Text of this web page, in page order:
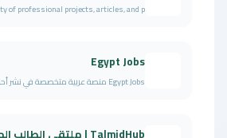
of professional projects, articles, and p...
Egypt Jobs
Egypt Jobs منصة عربية متخصصة في نشر أحدث الوظائف في مصر والخ...